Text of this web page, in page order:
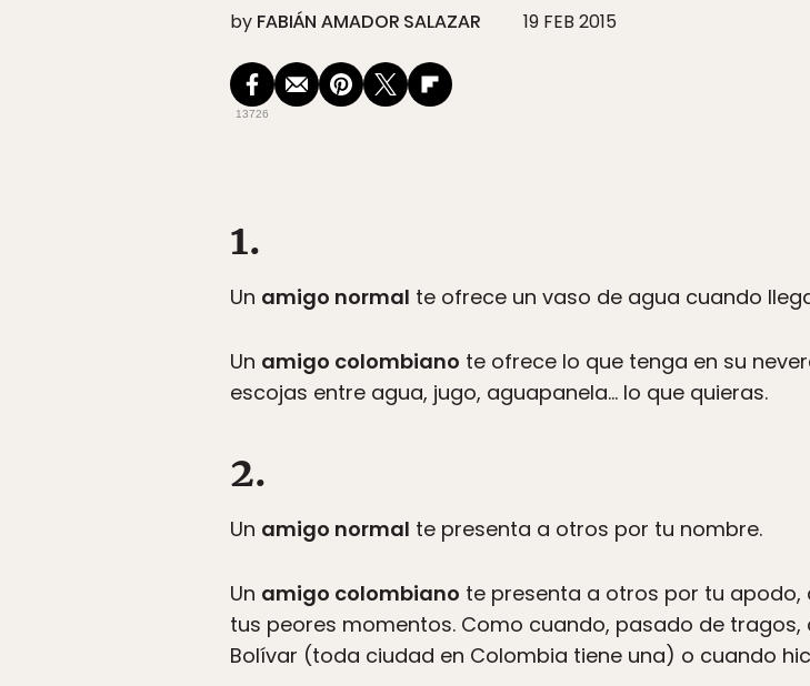
by FABIÁN AMADOR SALAZAR 19 FEB 2015
13726
1.
Un amigo normal te ofrece un vaso de agua cuando
Un amigo colombiano te ofrece lo que tenga en su
escojas entre agua, jugo, aguapanela… lo que quieras.
2.
Un amigo normal te presenta a otros por tu nombre.
Un amigo colombiano te presenta a otros por tu
tus peores momentos. Como cuando, pasado de
Bolívar (toda ciudad en Colombia tiene una) o cuando